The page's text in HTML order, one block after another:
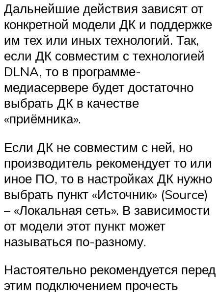
Дальнейшие действия зависят от
конкретной модели ДК и поддержке
им тех или иных технологий. Так,
если ДК совместим с технологией
DLNA, то в программе-
медиасервере будет достаточно
выбрать ДК в качестве
«приёмника».
Если ДК не совместим с ней, но
производитель рекомендует то или
иное ПО, то в настройках ДК нужно
выбрать пункт «Источник» (Source)
– «Локальная сеть». В зависимости
от модели этот пункт может
называться по-разному.
Настоятельно рекомендуется перед
этим подключением прочесть